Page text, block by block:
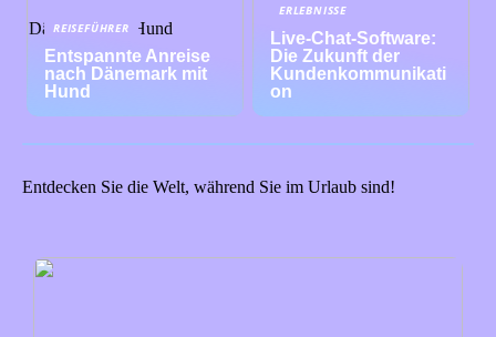
REISEFÜHRER
Entspannte Anreise
nach Dänemark mit
Hund
ERLEBNISSE
Live-Chat-Software:
Die Zukunft der
Kundenkommunikati
on
Entdecken Sie die Welt, während Sie im Urlaub sind!